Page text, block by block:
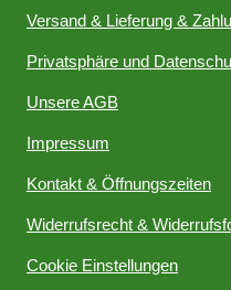
Versand & Lieferung &
Privatsphäre und
Unsere AGB
Impressum
Kontakt & Öffnungszeiten
Widerrufsrecht &
Cookie Einstellungen